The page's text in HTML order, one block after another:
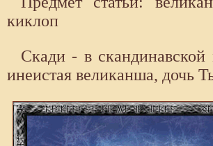
киклоп
Скади - в
инеистая великанша, дочь